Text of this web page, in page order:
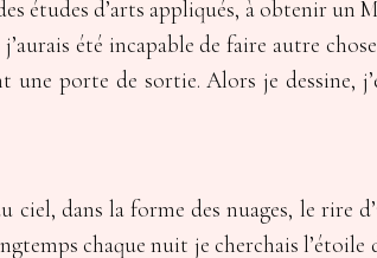
études d’arts appliqués, à obtenir un
été incapable de faire autre
porte de sortie. Alors je dessine,
ciel, dans la forme des nuages, le rire
chaque nuit je cherchais l’étoile